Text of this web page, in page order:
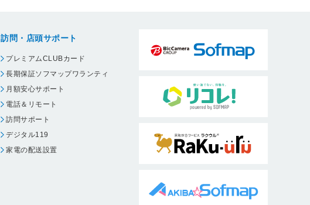
訪問・店頭サポート
プレミアムCLUBカード
長期保証ソフマップワランティ
月額安心サポート
電話＆リモート
訪問サポート
デジタル119
家電の配送設置